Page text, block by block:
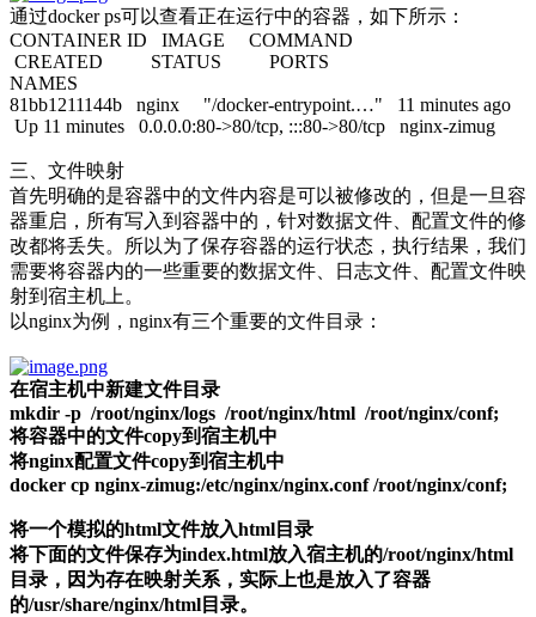
通过docker ps可以查看正在运行中的容器，如下所示：
CONTAINER ID IMAGE COMMAND
CREATED STATUS PORTS
NAMES
81bb1211144b nginx "/docker-entrypoint.…" 11 minutes ago
Up 11 minutes 0.0.0.0:80->80/tcp, :::80->80/tcp nginx-zimug
三、文件映射
首先明确的是容器中的文件内容是可以被修改的，但是一旦容
器重启，所有写入到容器中的，针对数据文件、配置文件的修
改都将丢失。所以为了保存容器的运行状态，执行结果，我们
需要将容器内的一些重要的数据文件、日志文件、配置文件映
射到宿主机上。
以nginx为例，nginx有三个重要的文件目录：
在宿主机中新建文件目录
mkdir -p /root/nginx/logs /root/nginx/html /root/nginx/conf;
将容器中的文件copy到宿主机中
将nginx配置文件copy到宿主机中
docker cp nginx-zimug:/etc/nginx/nginx.conf /root/nginx/conf;
将一个模拟的html文件放入html目录
将下面的文件保存为index.html放入宿主机的/root/nginx/html
目录，因为存在映射关系，实际上也是放入了容器
的/usr/share/nginx/html目录。